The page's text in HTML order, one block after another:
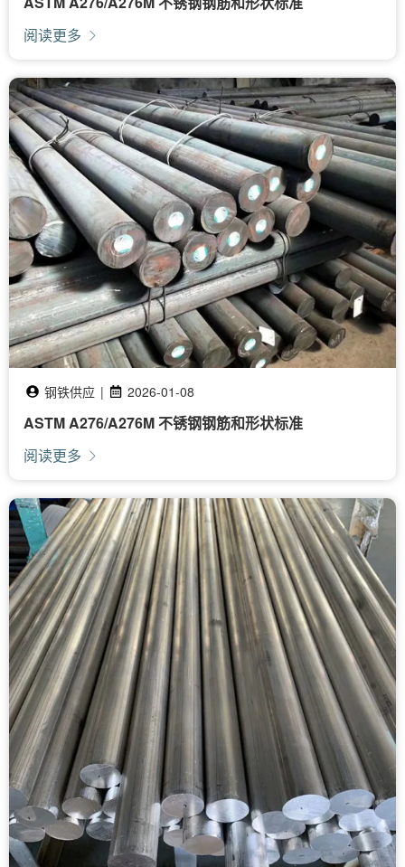
阅读更多
钢铁供应 | 2026-01-08
ASTM A276/A276M 不锈钢钢筋和形状标准
阅读更多